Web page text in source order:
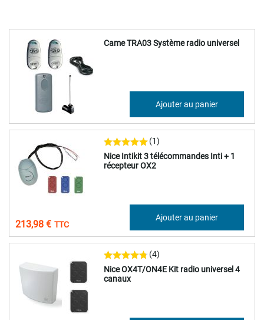
Came TRA03 Système radio universel
224,68 €
Ajouter au panier
Nice Intikit 3 télécommandes Inti + 1
récepteur OX2
(1)
213,98 €
Ajouter au panier
Nice OX4T/ON4E Kit radio universel 4
canaux
(4)